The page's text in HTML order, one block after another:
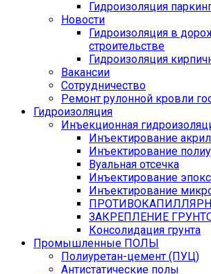
Гидроизоляция
Новости
Гидроизоляция в
строительстве
Гидроизоляция
Вакансии
Сотрудничество
Ремонт рулонной кровли
Гидроизоляция
Инъекционная
Инъектирование
Инъектирование
Вуальная отсечка
Инъектирование
Инъектирование
ЗАКРЕПЛЕНИЕ
Консолидация грунта
Промышленные ПОЛЫ
Полиуретан-цемент (ПУЦ)
Антистатические полы